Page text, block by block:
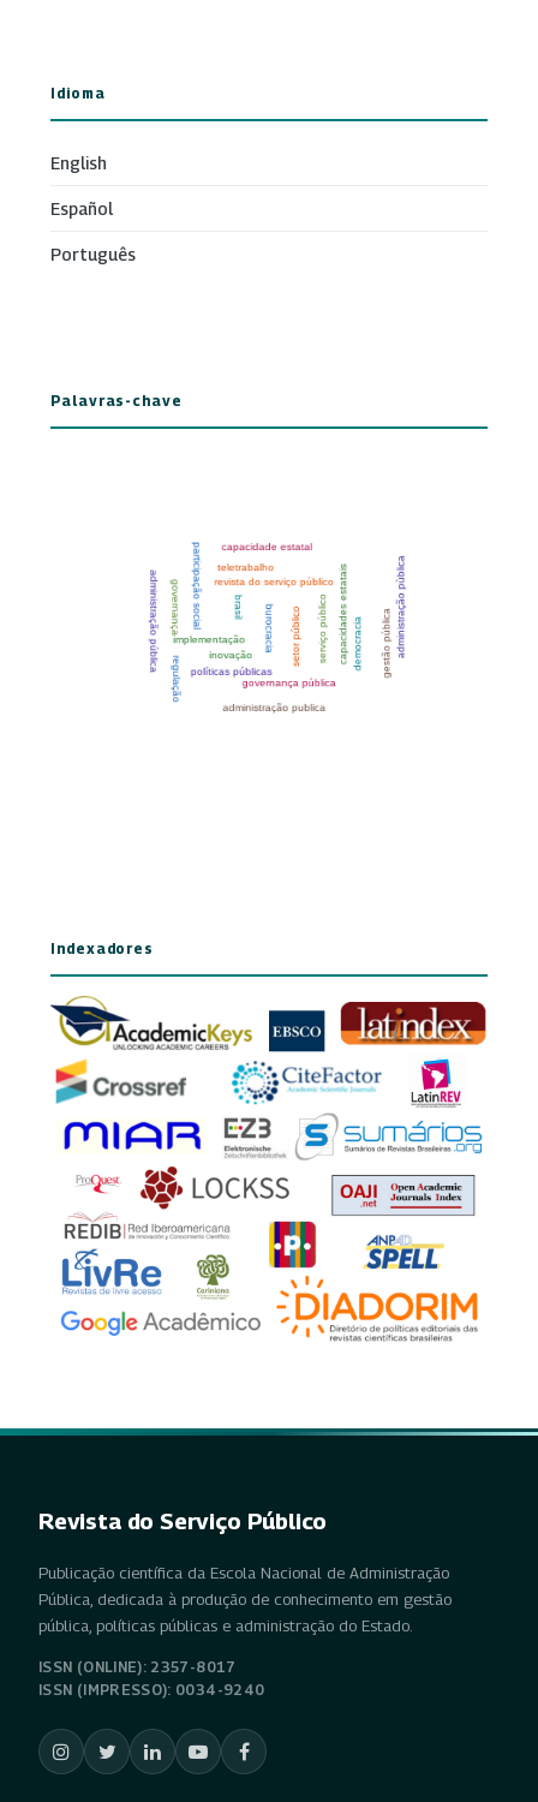
Idioma
English
Español
Português
Palavras-chave
Indexadores
Revista do Serviço Público
Publicação científica da Escola Nacional de Administração
Pública, dedicada à produção de conhecimento em gestão
pública, políticas públicas e administração do Estado.
ISSN (ONLINE): 2357-8017
ISSN (IMPRESSO): 0034-9240